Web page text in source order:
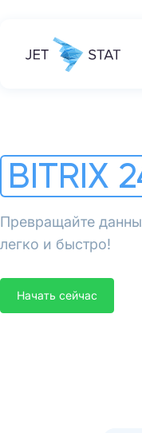
BITRIX
Превращайте
легко и быстро!
Начать сейчас